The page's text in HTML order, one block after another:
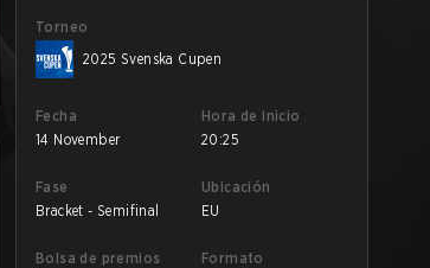
Torneo
2025 Svenska Cupen
Fecha
14 November
Hora de inicio
20:25
Fase
Bracket - Semifinal
Ubicación
EU
Bolsa de premios
Formato